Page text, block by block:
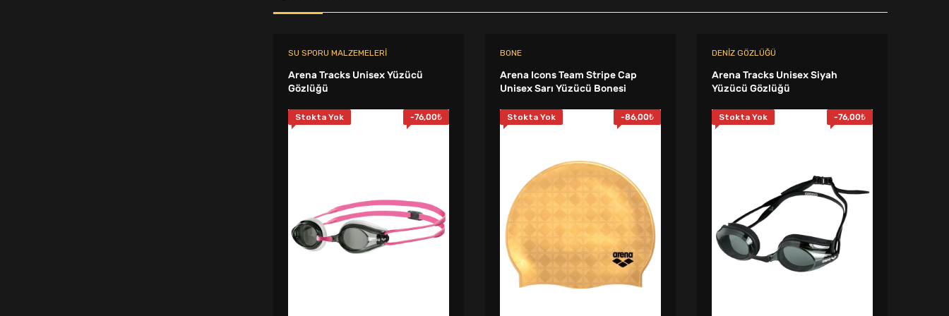
SU SPORU MALZEMELERI
Arena Tracks Unisex Yüzücü
Gözlüğü
Stokta Yok -76,00₺
BONE
Arena Icons Team Stripe Cap
Unisex Sarı Yüzücü Bonesi
Stokta Yok -86,00₺
DENIZ GÖZLÜĞÜ
Arena Tracks Unisex Siyah
Yüzücü Gözlüğü
Stokta Yok -76,00₺